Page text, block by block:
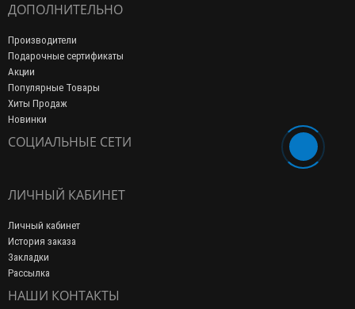
ДОПОЛНИТЕЛЬНО
Производители
Подарочные сертификаты
Акции
Популярные Товары
Хиты Продаж
Новинки
СОЦИАЛЬНЫЕ СЕТИ
ЛИЧНЫЙ КАБИНЕТ
Личный кабинет
История заказа
Закладки
Рассылка
НАШИ КОНТАКТЫ